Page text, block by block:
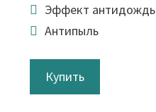
Эффект антидождь
Антипыль
Купить